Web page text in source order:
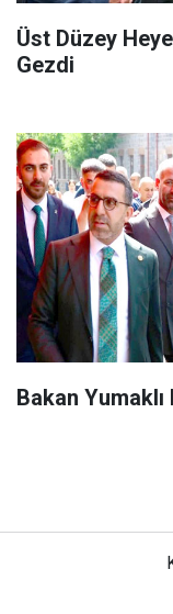
Üst Düzey
Gezdi
Bakan